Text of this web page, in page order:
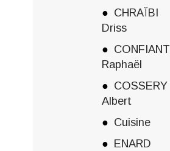
CHRAÏBI
Driss
CONFIANT
Raphaël
COSSERY
Albert
Cuisine
ENARD